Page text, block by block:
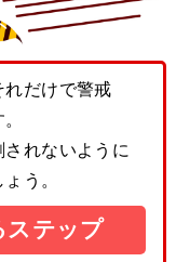
れだけで警戒
れないように
う。
テップ